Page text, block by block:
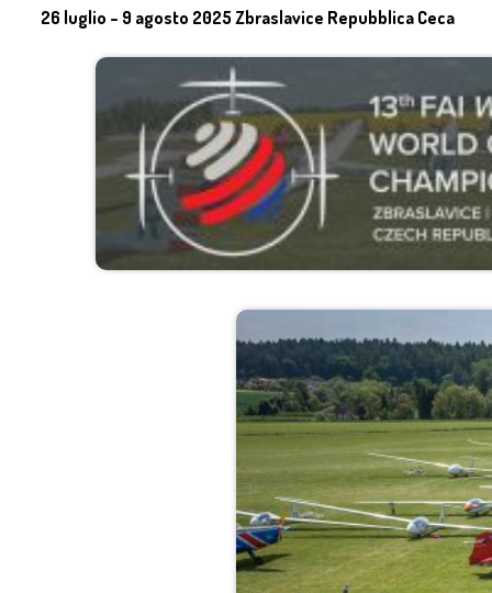
26 luglio – 9 agosto 2025 Zbraslavice Repubblica Ceca